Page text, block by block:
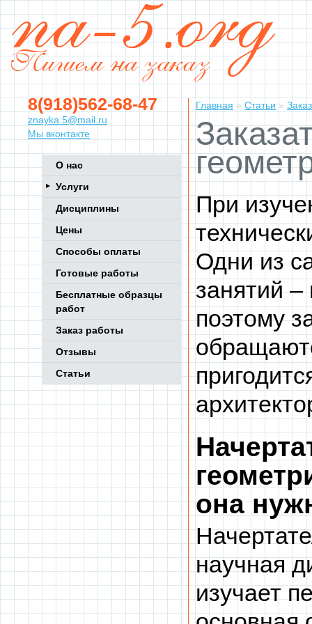
8(918)562-68-47
znayka.5@mail.ru
Мы вконтакте
О нас
Услуги
Дисциплины
Цены
Способы оплаты
Готовые работы
Бесплатные образцы
работ
Заказ работы
Отзывы
Статьи
Главная » Статьи »
При
Одни из
занятий
поэтому
она
научная
изучает